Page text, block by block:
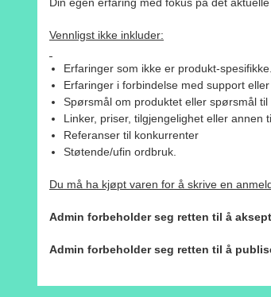
Vennligst ikke inkluder:
Erfaringer som ikke er produkt-spesifikke.
Erfaringer i forbindelse med support
Spørsmål om produktet eller spørsmål
Linker, priser, tilgjengelighet eller annen
Referanser til konkurrenter
Støtende/ufin ordbruk.
Du må ha kjøpt varen for å skrive en
Admin forbeholder seg retten til å
Admin forbeholder seg retten til å